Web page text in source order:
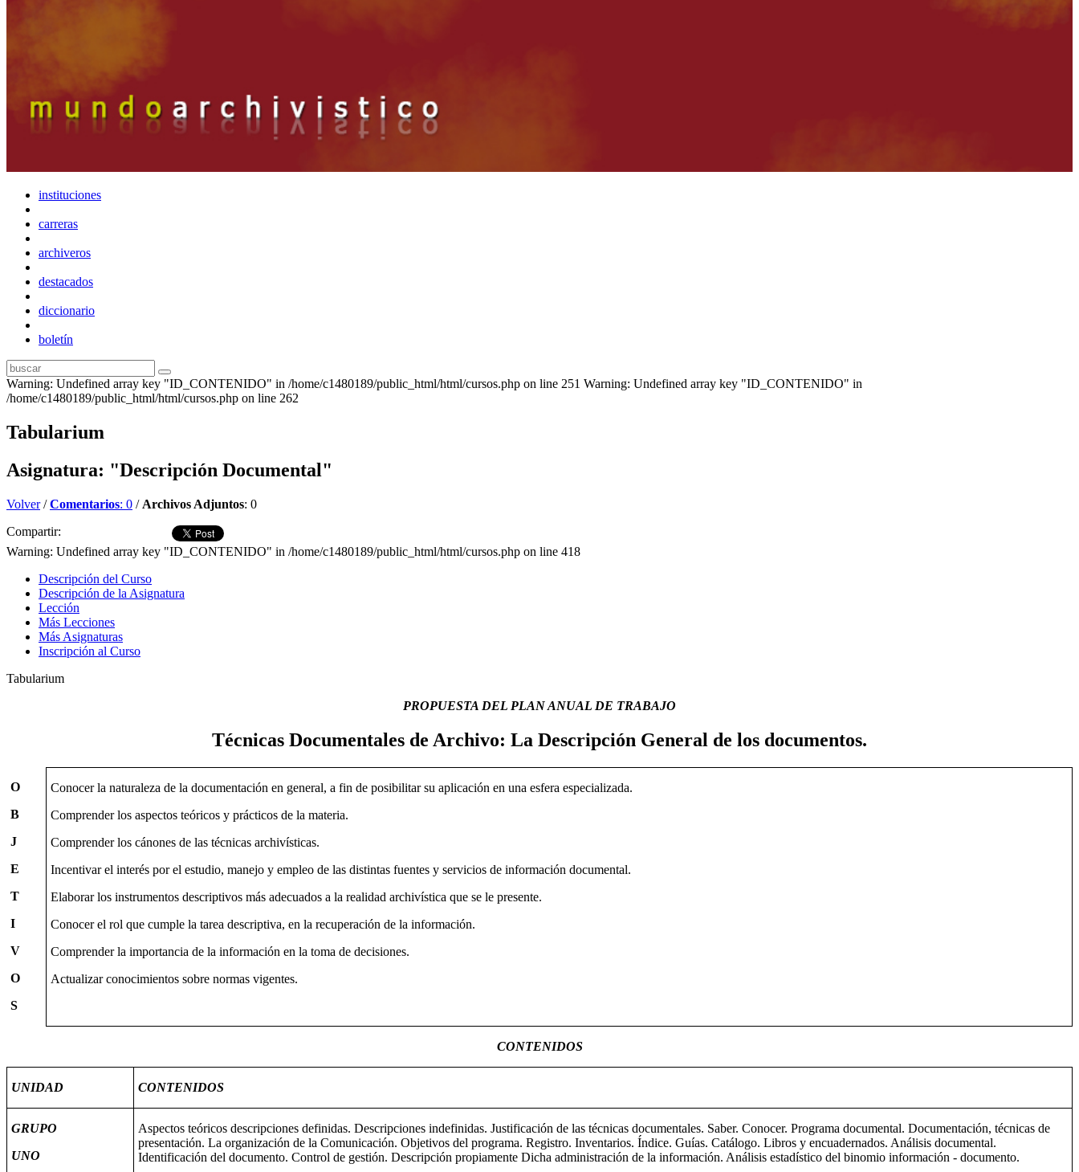
instituciones
carreras
archiveros
destacados
diccionario
boletín
Warning: Undefined array key "ID_CONTENIDO" in /home/c1480189/public_html/html/cursos.php on line 251 Warning: Undefined array key "ID_CONTENIDO" in
/home/c1480189/public_html/html/cursos.php on line 262
Tabularium
Asignatura: "Descripción Documental"
Volver/Comentarios: 0 / Archivos Adjuntos: 0
Compartir:
Warning: Undefined array key "ID_CONTENIDO" in /home/c1480189/public_html/html/cursos.php on line 418
Descripción del Curso
Descripción de la Asignatura
Lección
Más Lecciones
Más Asignaturas
Inscripción al Curso
Tabularium
PROPUESTA DEL PLAN ANUAL DE TRABAJO
Técnicas Documentales de Archivo: La Descripción General de los documentos.
O
B
J
E
T
I
V
O
S
Conocer la naturaleza de la documentación en general, a fin de posibilitar su aplicación en una esfera especializada.
Comprender los aspectos teóricos y prácticos de la materia.
Comprender los cánones de las técnicas archivísticas.
Incentivar el interés por el estudio, manejo y empleo de las distintas fuentes y servicios de información documental.
Elaborar los instrumentos descriptivos más adecuados a la realidad archivística que se le presente.
Conocer el rol que cumple la tarea descriptiva, en la recuperación de la información.
Comprender la importancia de la información en la toma de decisiones.
Actualizar conocimientos sobre normas vigentes.
CONTENIDOS
UNIDAD CONTENIDOS
GRUPO
UNO
Aspectos teóricos descripciones definidas. Descripciones indefinidas. Justificación de las técnicas documentales. Saber. Conocer. Programa documental. Documentación, técnicas de
presentación. La organización de la Comunicación. Objetivos del programa. Registro. Inventarios. Índice. Guías. Catálogo. Libros y encuadernados. Análisis documental.
Identificación del documento. Control de gestión. Descripción propiamente Dicha administración de la información. Análisis estadístico del binomio información - documento.